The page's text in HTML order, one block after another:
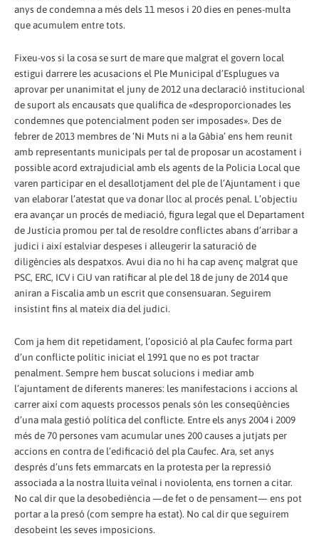
anys de condemna a més dels 11 mesos i 20 dies en penes-multa
que acumulem entre tots.
Fixeu-vos si la cosa se surt de mare que malgrat el govern local
estigui darrere les acusacions el Ple Municipal d’Esplugues va
aprovar per unanimitat el juny de 2012 una declaració institucional
de suport als encausats que qualifica de «desproporcionades les
condemnes que potencialment poden ser imposades». Des de
febrer de 2013 membres de ‘Ni Muts ni a la Gàbia’ ens hem reunit
amb representants municipals per tal de proposar un acostament i
possible acord extrajudicial amb els agents de la Policia Local que
varen participar en el desallotjament del ple de l’Ajuntament i que
van elaborar l’atestat que va donar lloc al procés penal. L’objectiu
era avançar un procés de mediació, figura legal que el Departament
de Justícia promou per tal de resoldre conflictes abans d’arribar a
judici i així estalviar despeses i alleugerir la saturació de
diligències als despatxos. Avui dia no hi ha cap avenç malgrat que
PSC, ERC, ICV i CiU van ratificar al ple del 18 de juny de 2014 que
aniran a Fiscalia amb un escrit que consensuaran. Seguirem
insistint fins al mateix dia del judici.
Com ja hem dit repetidament, l’oposició al pla Caufec forma part
d’un conflicte polític iniciat el 1991 que no es pot tractar
penalment. Sempre hem buscat solucions i mediar amb
l’ajuntament de diferents maneres: les manifestacions i accions al
carrer així com aquests processos penals són les conseqüències
d’una mala gestió política del conflicte. Entre els anys 2004 i 2009
més de 70 persones vam acumular unes 200 causes a jutjats per
accions en contra de l’edificació del pla Caufec. Ara, set anys
després d’uns fets emmarcats en la protesta per la repressió
associada a la nostra lluita veïnal i noviolenta, ens tornen a citar.
No cal dir que la desobediència —de fet o de pensament— ens pot
portar a la presó (com sempre ha estat). No cal dir que seguirem
desobeint les seves imposicions.